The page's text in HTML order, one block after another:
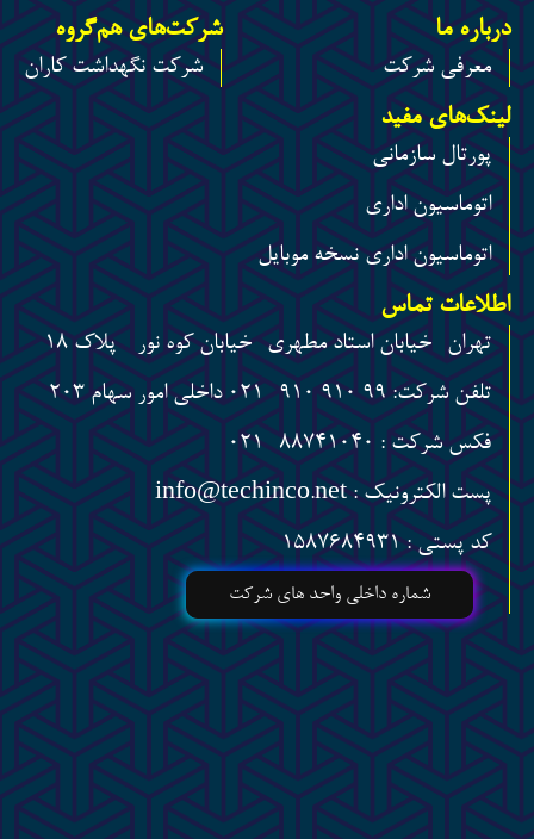
درباره ما
معرفی شرکت
شرکت‌های هم‌گروه
شرکت نگهداشت کاران
لینک‌های مفید
پورتال سازمانی
اتوماسیون اداری
اتوماسیون اداری نسخه موبایل
اطلاعات تماس
تهران- خیابان استاد مطهری- خیابان کوه نور - پلاک 18
تلفن شرکت: 99 910 910 -021 داخلی امور سهام 203
فکس شرکت : 88741040 -021
پست الکترونیک : info@techinco.net
کد پستی : 1587684931
شماره داخلی واحد های شرکت